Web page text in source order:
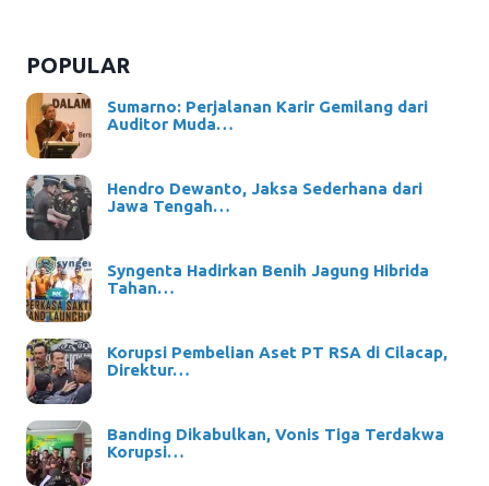
POPULAR
Sumarno: Perjalanan Karir Gemilang dari
Auditor Muda…
Hendro Dewanto, Jaksa Sederhana dari
Jawa Tengah…
Syngenta Hadirkan Benih Jagung Hibrida
Tahan…
Korupsi Pembelian Aset PT RSA di Cilacap,
Direktur…
Banding Dikabulkan, Vonis Tiga Terdakwa
Korupsi…